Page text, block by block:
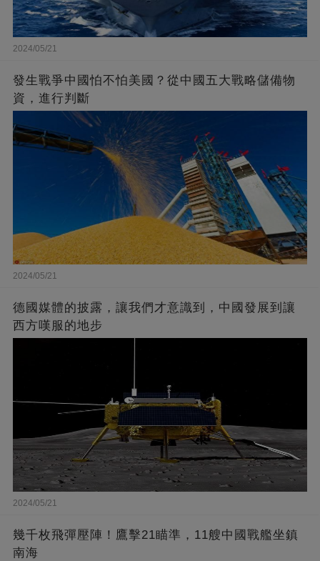
2024/05/21
發生戰爭中國怕不怕美國？從中國五大戰略儲備物
資，進行判斷
2024/05/21
德國媒體的披露，讓我們才意識到，中國發展到讓
西方嘆服的地步
2024/05/21
幾千枚飛彈壓陣！鷹擊21瞄準，11艘中國戰艦坐鎮
南海